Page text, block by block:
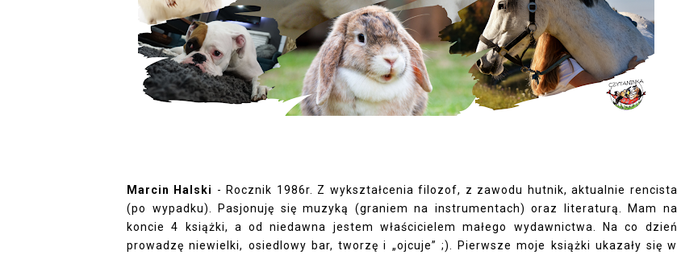
Marcin Halski - Rocznik 1986r. Z wykształcenia filozof, z zawodu hutnik, aktualnie rencista
(po wypadku). Pasjonuję się muzyką (graniem na instrumentach) oraz literaturą. Mam na
koncie 4 książki, a od niedawna jestem właścicielem małego wydawnictwa. Na co dzień
prowadzę niewielki, osiedlowy bar, tworzę i „ojcuje” ;). Pierwsze moje książki ukazały się w